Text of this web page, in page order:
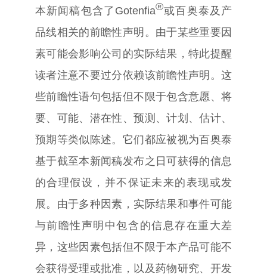
本新闻稿包含了 Gotenfia®或百奥泰及产
品线相关的前瞻性声明。由于某些重要因
素可能会影响公司的实际结果，特此提醒
读者注意不要过分依赖该前瞻性声明。这
些前瞻性语句包括但不限于包含意愿、将
要、可能、潜在性、预测、计划、估计、
预期等类似陈述。它们都应被视为百奥泰
基于截至本新闻稿发布之日可获得的信息
的合理假设，并不保证未来的表现或发
展。由于多种因素，实际结果和事件可能
与前瞻性声明中包含的信息存在重大差
异，这些因素包括但不限于本产品可能不
会获得受理或批准，以及药物研究、开发